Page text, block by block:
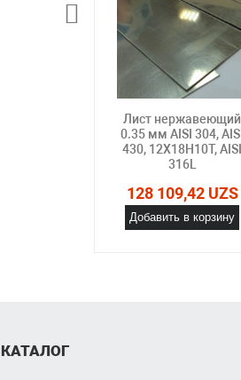
Лист нержавеющий
0.35 мм AISI 304, AISI
430, 12Х18Н10Т, AISI
316L
128 109,42 UZS
Добавить в корзину
КАТАЛОГ